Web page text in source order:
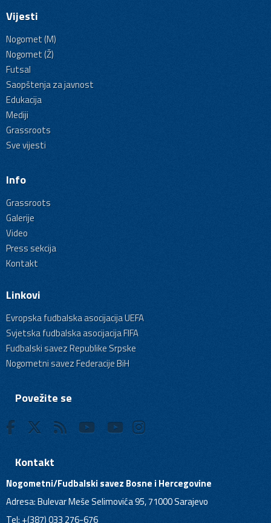
Vijesti
Nogomet (M)
Nogomet (Ž)
Futsal
Saopštenja za javnost
Edukacija
Mediji
Grassroots
Sve vijesti
Info
Grassroots
Galerije
Video
Press sekcija
Kontakt
Linkovi
Evropska fudbalska asocijacija UEFA
Svjetska fudbalska asocijacija FIFA
Fudbalski savez Republike Srpske
Nogometni savez Federacije BiH
Povežite se
Kontakt
Nogometni/Fudbalski savez Bosne i Hercegovine
Adresa: Bulevar Meše Selimovića 95, 71000 Sarajevo
Tel: +(387) 033 276-676